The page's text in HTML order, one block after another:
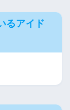
るアイド